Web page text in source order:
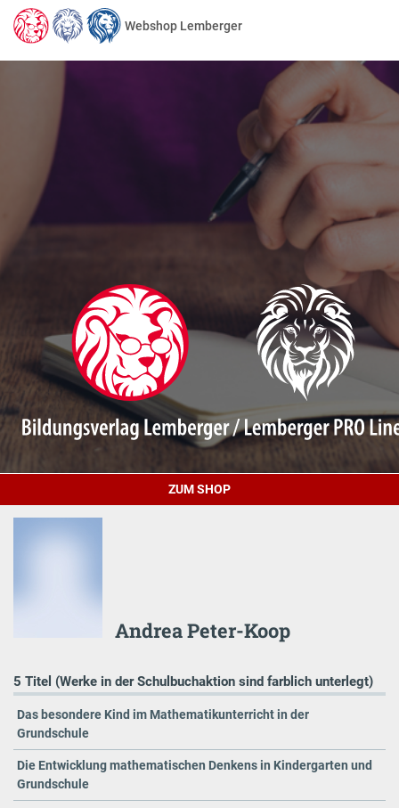
Webshop Lemberger
ZUM SHOP
Andrea Peter-Koop
5 Titel (Werke in der Schulbuchaktion sind farblich unterlegt)
Das besondere Kind im Mathematikunterricht in der
Grundschule
Die Entwicklung mathematischen Denkens in Kindergarten und
Grundschule